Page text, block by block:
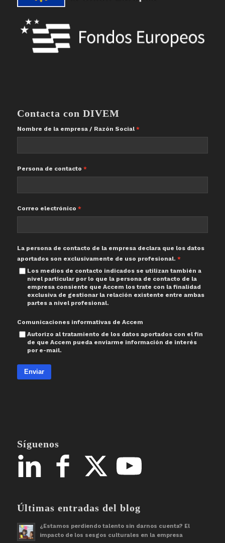
Contacta con DIVEM
Nombre de la empresa / Razón Social
Persona de contacto
Correo electrónico
La persona de contacto de la empresa declara que los datos
aportados son exclusivamente de uso profesional.
Los medios de contacto indicados se utilizan también a
nivel particular por lo que la persona de contacto de la
empresa consiente que Accem los trate con la finalidad
exclusiva de gestionar la relación existente entre ambas
partes a nivel profesional.
Comunicaciones informativas de Accem
Autorizo al tratamiento de los datos aportados con el fin
de que Accem pueda enviarme información de interés
por e-mail.
Enviar
Síguenos
Últimas entradas del blog
¿Estamos perdiendo talento sin darnos cuenta? El
impacto de los sesgos culturales en la empresa